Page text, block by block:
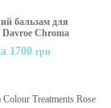
бальзам для
Davroe Chroma
Rose
200 мл
1700 грн